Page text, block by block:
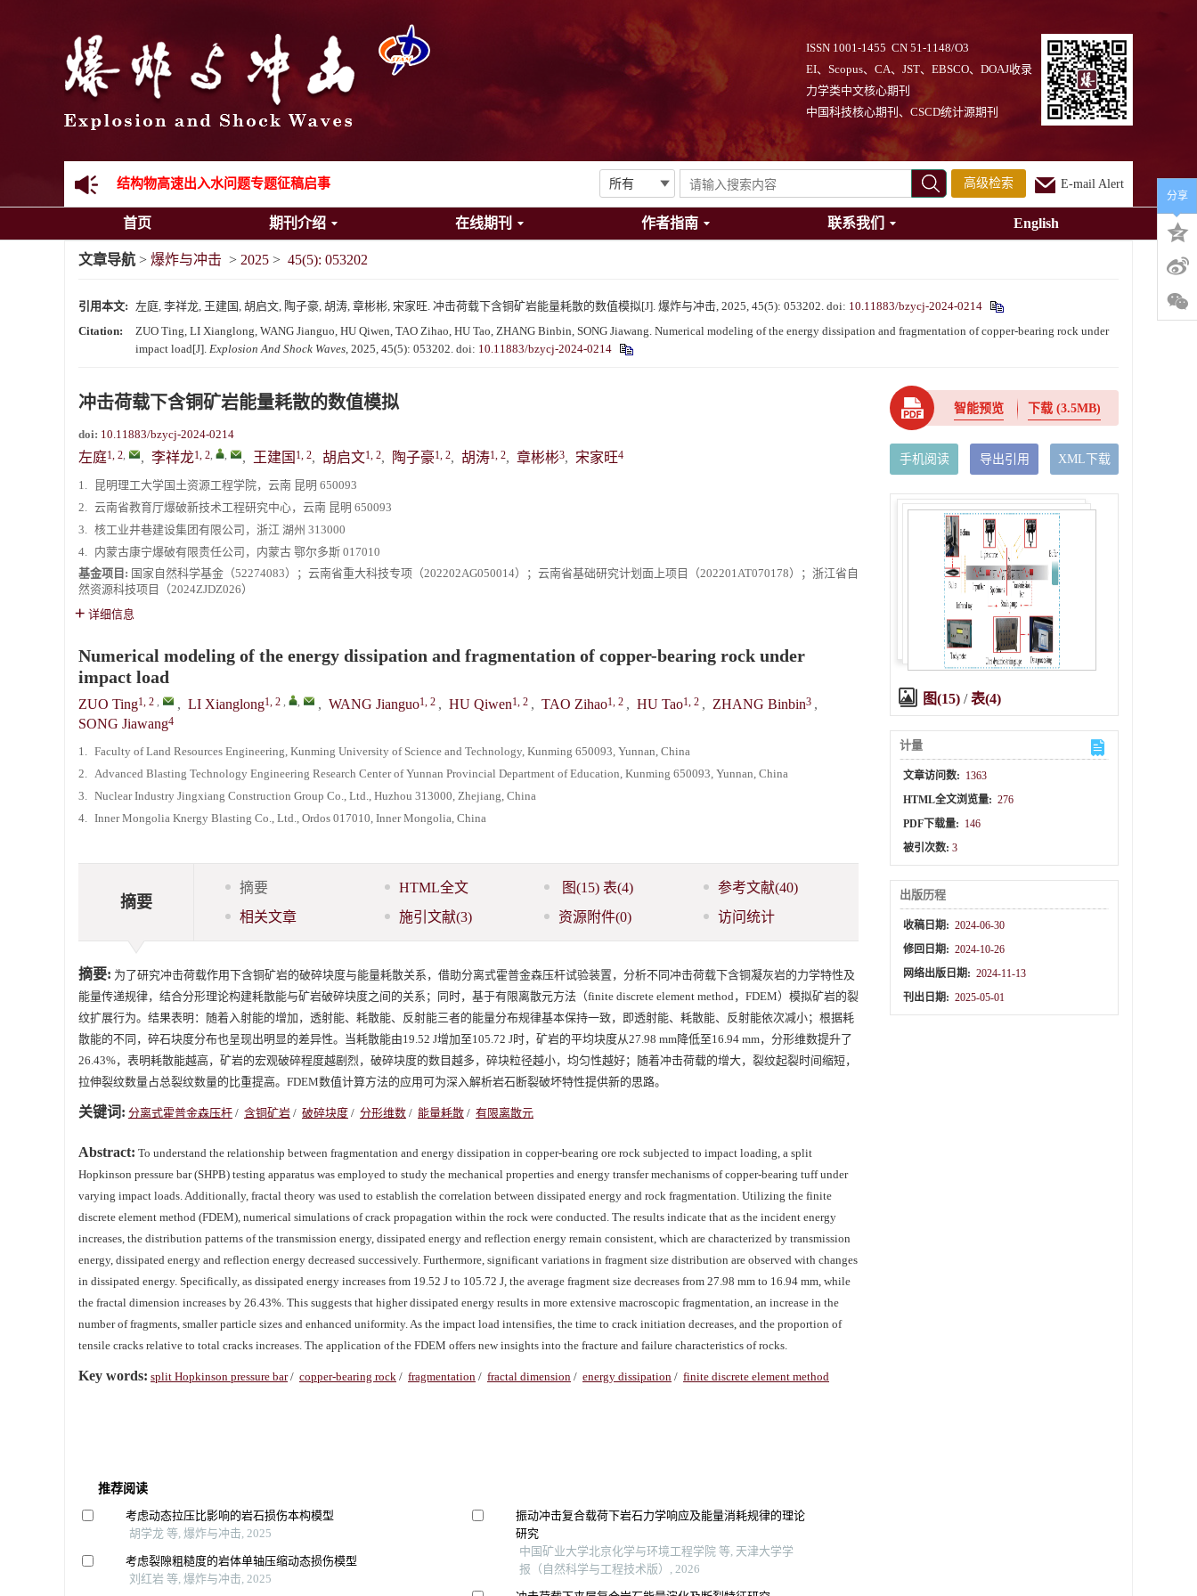
ISSN 1001-1455 CN 51-1148/O3
EI、Scopus、CA、JST、EBSCO、DOAJ收录
力学类中文核心期刊
中国科技核心期刊、CSCD统计源期刊
《爆炸与冲击》2025年度优秀名单
先进载运装备机械冲击失效与防护专题征稿启事
结构物高速出入水问题专题征稿启事
《爆炸与冲击》第一届青年编委入选人员名单
高级检索 E-mail Alert
首页 期刊介绍 在线期刊 作者指南 联系我们 English
文章导航 > 爆炸与冲击 > 2025 > 45(5): 053202
引用本文: 左庭, 李祥龙, 王建国, 胡启文, 陶子豪, 胡涛, 章彬彬, 宋家旺. 冲击荷载下含铜矿岩能量耗散的数值模拟[J]. 爆炸与冲击, 2025, 45(5): 053202. doi: 10.11883/bzycj-2024-0214
Citation:
ZUO Ting, LI Xianglong, WANG Jianguo, HU Qiwen, TAO Zihao, HU Tao, ZHANG Binbin, SONG Jiawang. Numerical modeling of the energy dissipation and fragmentation of copper-bearing rock under
impact load[J]. Explosion And Shock Waves, 2025, 45(5): 053202. doi: 10.11883/bzycj-2024-0214
冲击荷载下含铜矿岩能量耗散的数值模拟
doi: 10.11883/bzycj-2024-0214
左庭1, 2, , 李祥龙1, 2, , , 王建国 1, 2, 胡启文1, 2, 陶子豪1, 2, 胡涛1, 2, 章彬彬3, 宋家旺4
1.
昆明理工大学国土资源工程学院，云南 昆明 650093
2. 云南省教育厅爆破新技术工程研究中心，云南 昆明 650093
3. 核工业井巷建设集团有限公司，浙江 湖州 313000
4. 内蒙古康宁爆破有限责任公司，内蒙古 鄂尔多斯 017010
基金项目: 国家自然科学基金（52274083）；云南省重大科技专项（202202AG050014）；云南省基础研究计划面上项目（202201AT070178）；浙江省自
然资源科技项目（2024ZJDZ026）
详细信息
Numerical modeling of the energy dissipation and fragmentation of copper-bearing rock under
impact load
ZUO Ting1, 2 , , LI Xianglong1, 2 , , , WANG Jianguo1, 2 , HU Qiwen1, 2 , TAO Zihao1, 2 , HU Tao1, 2 , ZHANG Binbin3 ,
SONG Jiawang4
1. Faculty of Land Resources Engineering, Kunming University of Science and Technology, Kunming 650093, Yunnan, China
2. Advanced Blasting Technology Engineering Research Center of Yunnan Provincial Department of Education, Kunming 650093, Yunnan, China
3. Nuclear Industry Jingxiang Construction Group Co., Ltd., Huzhou 313000, Zhejiang, China
4. Inner Mongolia Knergy Blasting Co., Ltd., Ordos 017010, Inner Mongolia, China
摘要
摘要 HTML全文 图(15) 表(4) 参考文献(40)
相关文章
施引文献(3) 资源附件(0) 访问统计
摘要: 为了研究冲击荷载作用下含铜矿岩的破碎块度与能量耗散关系，借助分离式霍普金森压杆试验装置，分析不同冲击荷载下含铜凝灰岩的力学特性及
能量传递规律，结合分形理论构建耗散能与矿岩破碎块度之间的关系；同时，基于有限离散元方法（finite discrete element method，FDEM）模拟矿岩的裂
纹扩展行为。结果表明：随着入射能的增加，透射能、耗散能、反射能三者的能量分布规律基本保持一致，即透射能、耗散能、反射能依次减小；根据耗
散能的不同，碎石块度分布也呈现出明显的差异性。当耗散能由19.52 J增加至105.72 J时，矿岩的平均块度从27.98 mm降低至16.94 mm，分形维数提升了
26.43%，表明耗散能越高，矿岩的宏观破碎程度越剧烈，破碎块度的数目越多，碎块粒径越小，均匀性越好；随着冲击荷载的增大，裂纹起裂时间缩短，
拉伸裂纹数量占总裂纹数量的比重提高。FDEM数值计算方法的应用可为深入解析岩石断裂破坏特性提供新的思路。
关键词: 分离式霍普金森压杆 / 含铜矿岩 / 破碎块度 / 分形维数 / 能量耗散 / 有限离散元
Abstract: To understand the relationship between fragmentation and energy dissipation in copper-bearing ore rock subjected to impact loading, a split
Hopkinson pressure bar (SHPB) testing apparatus was employed to study the mechanical properties and energy transfer mechanisms of copper-bearing tuff under
varying impact loads. Additionally, fractal theory was used to establish the correlation between dissipated energy and rock fragmentation. Utilizing the finite
discrete element method (FDEM), numerical simulations of crack propagation within the rock were conducted. The results indicate that as the incident energy
increases, the distribution patterns of the transmission energy, dissipated energy and reflection energy remain consistent, which are characterized by transmission
energy, dissipated energy and reflection energy decreased successively. Furthermore, significant variations in fragment size distribution are observed with changes
in dissipated energy. Specifically, as dissipated energy increases from 19.52 J to 105.72 J, the average fragment size decreases from 27.98 mm to 16.94 mm, while
the fractal dimension increases by 26.43%. This suggests that higher dissipated energy results in more extensive macroscopic fragmentation, an increase in the
number of fragments, smaller particle sizes and enhanced uniformity. As the impact load intensifies, the time to crack initiation decreases, and the proportion of
tensile cracks relative to total cracks increases. The application of the FDEM offers new insights into the fracture and failure characteristics of rocks.
Key words: split Hopkinson pressure bar/ copper-bearing rock / fragmentation / fractal dimension / energy dissipation / finite discrete element method
推荐阅读
考虑动态拉压比影响的岩石损伤本构模型
胡学龙 等, 爆炸与冲击, 2025
考虑裂隙粗糙度的岩体单轴压缩动态损伤模型
刘红岩 等, 爆炸与冲击, 2025
振动冲击复合载荷下岩石力学响应及能量消耗规律的理论
研究
中国矿业大学北京化学与环境工程学院 等, 天津大学学
报（自然科学与工程技术版）, 2026
智能预览 下载(3.5MB)
手机阅读 导出引用 XML下载
图(15) /表(4)
计量
文章访问数: 1363
HTML全文浏览量: 276
PDF下载量: 146
被引次数:3
出版历程
收稿日期: 2024-06-30
修回日期: 2024-10-26
网络出版日期: 2024-11-13
刊出日期: 2025-05-01
分享